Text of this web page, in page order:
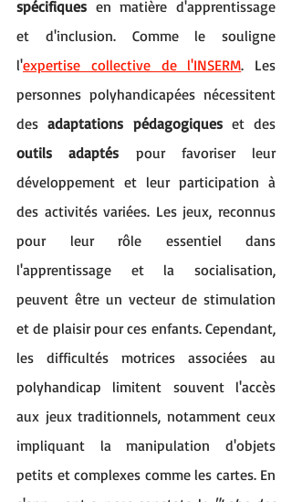
spécifiques en matière d'apprentissage
et d'inclusion. Comme le souligne
l'expertise collective de l'INSERM. Les
personnes polyhandicapées nécessitent
des adaptations pédagogiques
outils adaptés pour favoriser leur
développement et leur participation à
des activités variées. Les jeux, reconnus
pour leur rôle essentiel dans
l'apprentissage et la socialisation,
peuvent être un vecteur de stimulation
et de plaisir pour ces enfants. Cependant,
les difficultés motrices associées au
polyhandicap limitent souvent l'accès
aux jeux traditionnels, notamment ceux
impliquant la manipulation d'objets
petits et complexes comme les cartes. En